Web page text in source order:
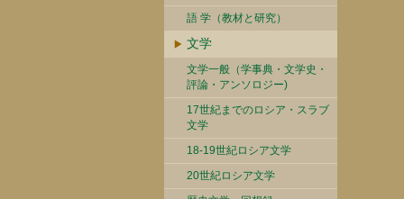
語 学（教材と研究）
文学
文学一般（学事典・文学史・
評論・アンソロジー)
17世紀までのロシア・スラブ
文学
18-19世紀ロシア文学
20世紀ロシア文学